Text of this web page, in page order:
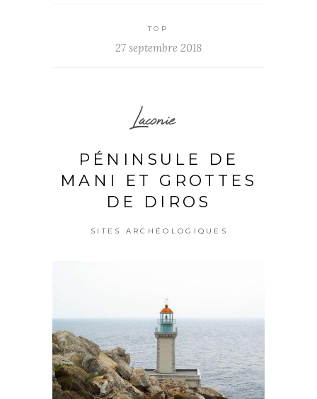
TOP
27 septembre 2018
Laconie
PÉNINSULE DE
MANI ET GROTTES
DE DIROS
SITES ARCHÉOLOGIQUES